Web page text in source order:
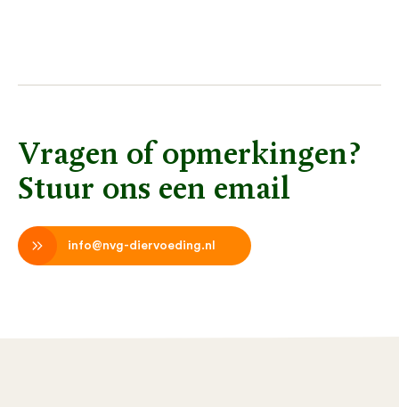
Vragen of opmerkingen?
Stuur ons een email
info@nvg-diervoeding.nl